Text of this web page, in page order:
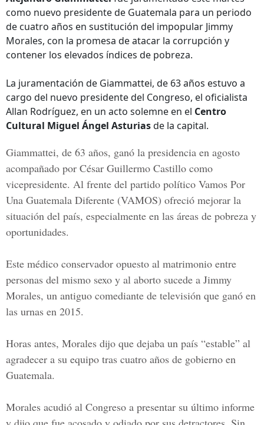
como nuevo presidente de Guatemala para un periodo
de cuatro años en sustitución del impopular Jimmy
Morales, con la promesa de atacar la corrupción y
contener los elevados índices de pobreza.
La juramentación de Giammattei, de 63 años estuvo a
cargo del nuevo presidente del Congreso, el oficialista
Allan Rodríguez, en un acto solemne en el Centro
Cultural Miguel Ángel Asturiasde la capital.
Giammattei, de 63 años, ganó la presidencia en agosto
acompañado por César Guillermo Castillo como
vicepresidente. Al frente del partido político Vamos Por
Una Guatemala Diferente (VAMOS) ofreció mejorar la
situación del país, especialmente en las áreas de pobreza y
oportunidades.
Este médico conservador opuesto al matrimonio entre
personas del mismo sexo y al aborto sucede a Jimmy
Morales, un antiguo comediante de televisión que ganó en
las urnas en 2015.
Horas antes, Morales dijo que dejaba un país “estable” al
agradecer a su equipo tras cuatro años de gobierno en
Guatemala.
Morales acudió al Congreso a presentar su último informe